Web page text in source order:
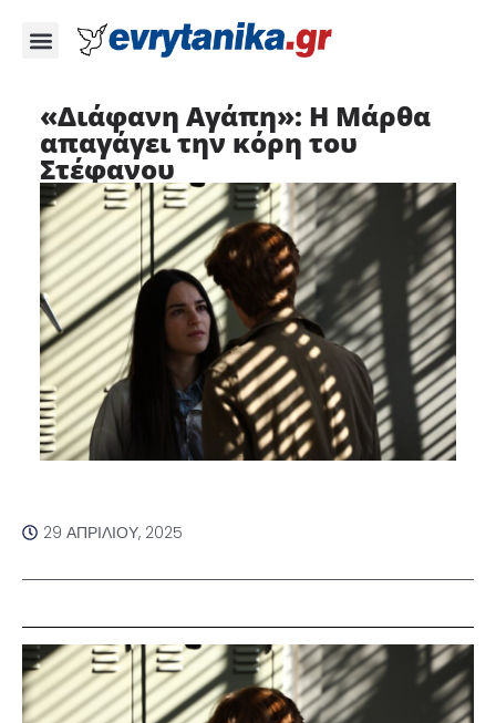
«Διάφανη Αγάπη»: Η Μάρθα
απαγάγει την κόρη του
Στέφανου
29 ΑΠΡΙΛΊΟΥ, 2025